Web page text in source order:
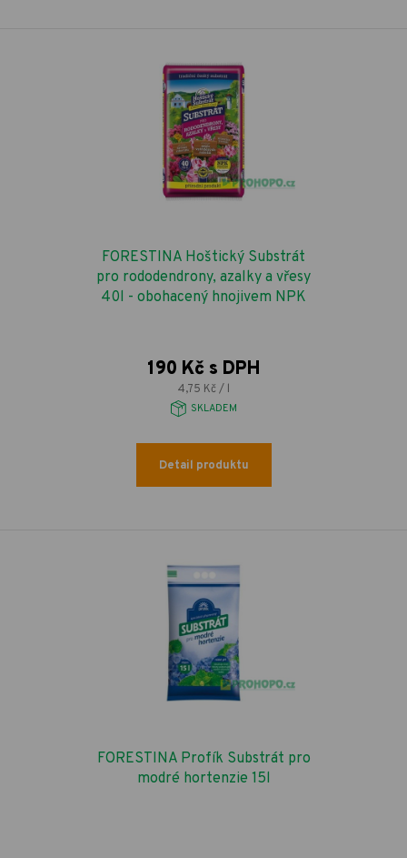
FORESTINA Hoštický Substrát
pro rododendrony, azalky a vřesy
40l - obohacený hnojivem NPK
190 Kč s DPH
4,75 Kč / l
SKLADEM
Detail produktu
FORESTINA Profík Substrát pro
modré hortenzie 15l